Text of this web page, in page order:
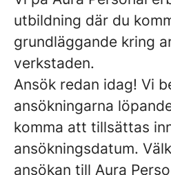
utbildning där du
grundläggande kring
verkstaden.
Ansök redan idag! Vi
ansökningarna
komma att tillsättas
ansökningsdatum.
ansökan till Aura